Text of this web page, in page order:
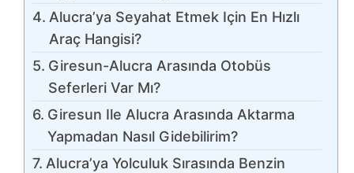
Alucra’ya Seyahat Etmek Için En Hızlı
Araç Hangisi?
Giresun-Alucra Arasında Otobüs
Seferleri Var Mı?
Giresun Ile Alucra Arasında Aktarma
Yapmadan Nasıl Gidebilirim?
Alucra’ya Yolculuk Sırasında Benzin